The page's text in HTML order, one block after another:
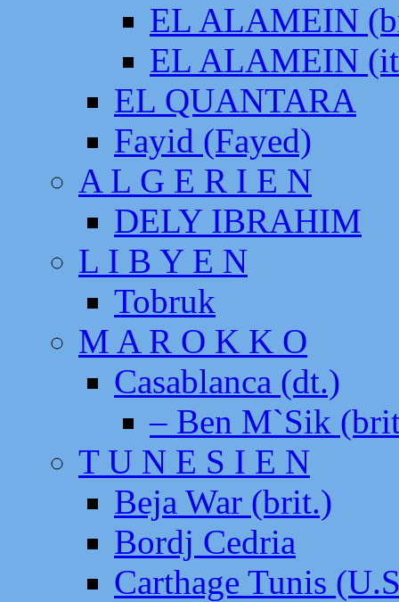
EL ALAMEIN
EL ALAMEIN
EL QUANTARA
Fayid (Fayed)
A L G E R I E N
DELY IBRAHIM
L I B Y E N
Tobruk
M A R O K K O
Casablanca (dt.)
– Ben M`Sik
T U N E S I E N
Beja War (brit.)
Bordj Cedria
Carthage Tunis